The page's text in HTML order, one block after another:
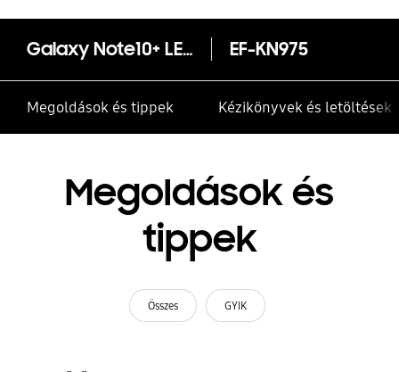
Galaxy Note10+ LED tok EF-KN975
Megoldások és tippek Kézikönyvek és letöltések
Megoldások és
tippek
Összes GYIK